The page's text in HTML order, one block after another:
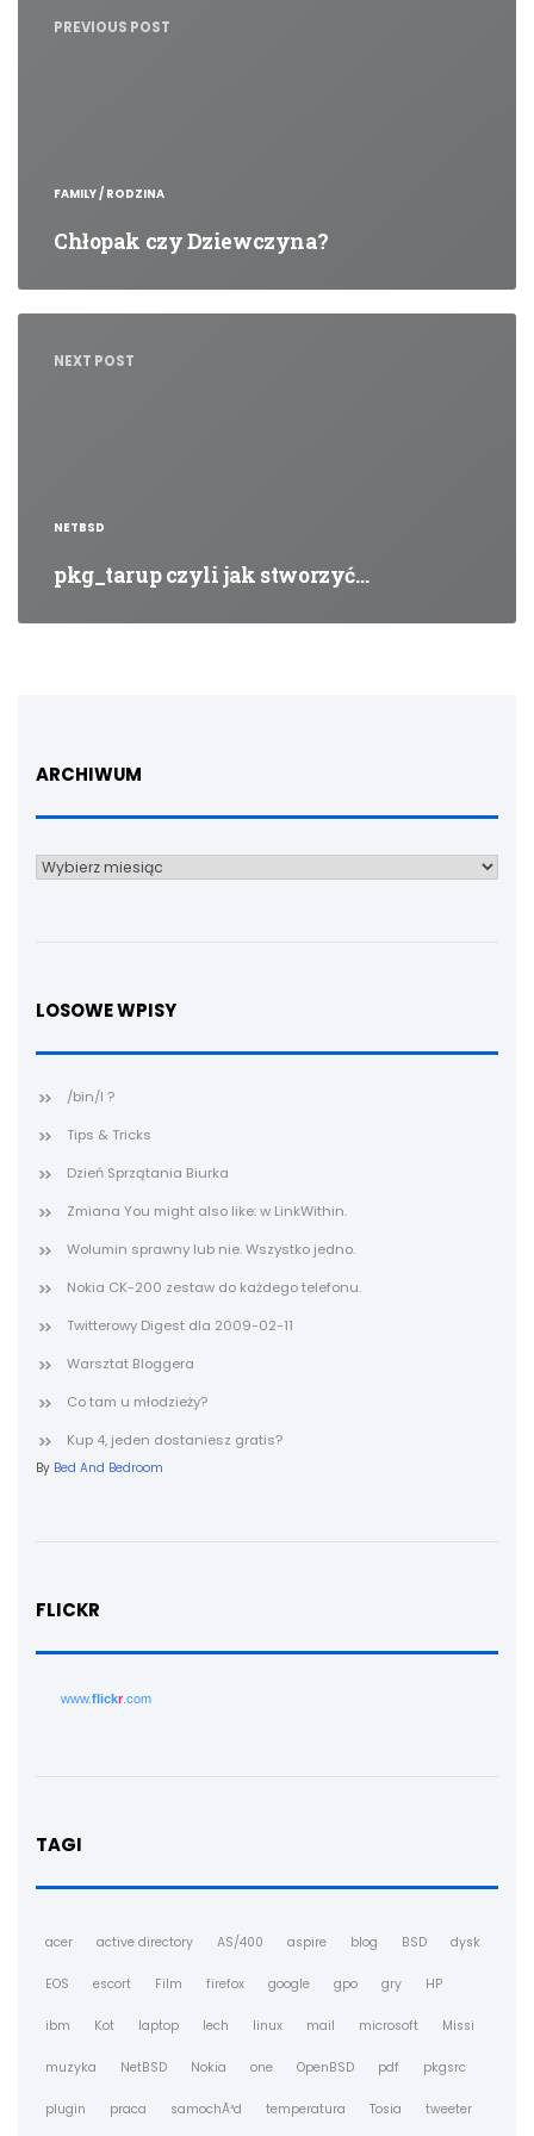
PREVIOUS POST
FAMILY / RODZINA
Chłopak czy Dziewczyna?
NEXT POST
NETBSD
pkg_tarup czyli jak stworzyć…
ARCHIWUM
Archiwum
LOSOWE WPISY
/bin/l ?
Tips & Tricks
Dzień Sprzątania Biurka
Zmiana You might also like: w LinkWithin.
Wolumin sprawny lub nie. Wszystko jedno.
Nokia CK-200 zestaw do każdego telefonu.
Twitterowy Digest dla 2009-02-11
Warsztat Bloggera
Co tam u młodzieży?
Kup 4, jeden dostaniesz gratis?
By Bed And Bedroom
FLICKR
www.flickr.com
TAGI
acer active directory AS/400 aspire blog BSD dysk
EOS escort Film firefox google gpo gry HP
ibm Kot laptop lech linux mail microsoft Missi
muzyka NetBSD Nokia one OpenBSD pdf pkgsrc
plugin praca samochÃ³d temperatura Tosia tweeter